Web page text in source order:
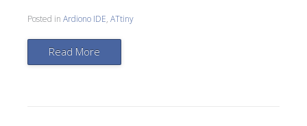
Posted in Ardiono IDE, ATtiny
Read More